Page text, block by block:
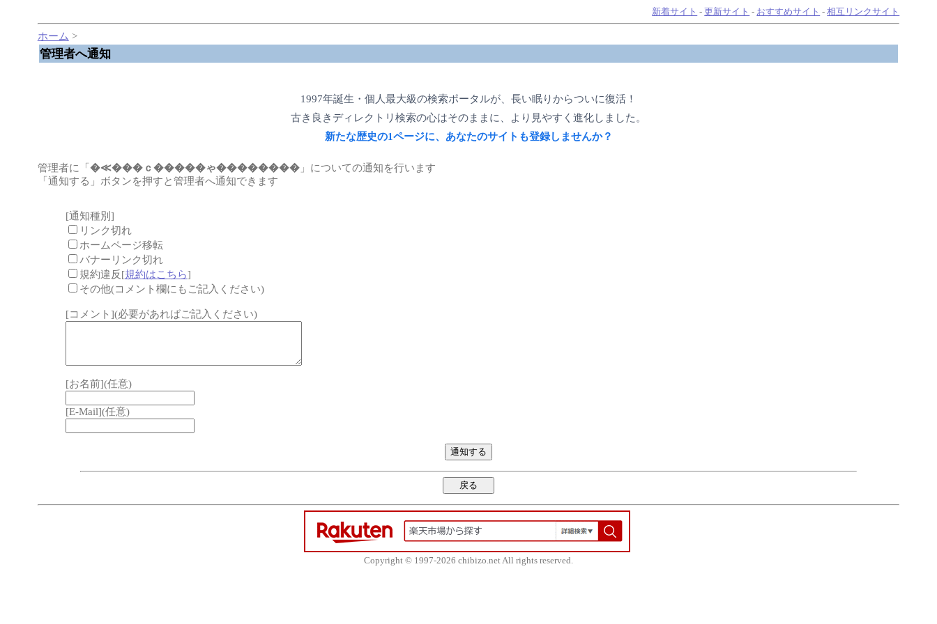
新着サイト -更新サイト - おすすめサイト -相互リンクサイト
ホーム >
管理者へ通知
1997年誕生・個人最大級の検索ポータルが、長い眠りからついに復活！
古き良きディレクトリ検索の心はそのままに、より見やすく進化しました。
新たな歴史の1ページに、あなたのサイトも登録しませんか？
管理者に「 �≪���ｃ�����ゃ��������」についての通知を行います
「通知する」ボタンを押すと管理者へ通知できます
[通知種別]
リンク切れ
ホームページ移転
バナーリンク切れ
規約違反[規約はこちら]
その他(コメント欄にもご記入ください)
[コメント](必要があればご記入ください)
[お名前](任意)
[E-Mail](任意)
Copyright © 1997-2026 chibizo.net All rights reserved.